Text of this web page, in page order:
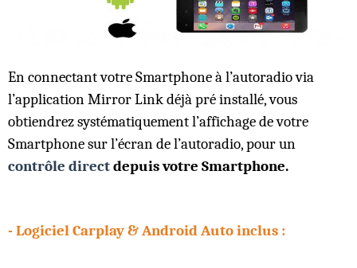
En connectant votre Smartphone à l’autoradio via
l’application Mirror Link déjà pré installé, vous
obtiendrez systématiquement l’affichage de votre
Smartphone sur l’écran de l’autoradio, pour un
contrôle directdepuis votre Smartphone.
- LogicielCarplay & Android Auto inclus :